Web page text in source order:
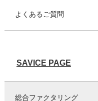
よくあるご質問
SAVICE PAGE
総合ファクタリング